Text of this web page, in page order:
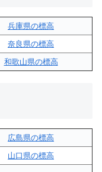
兵庫県の標高
奈良県の標高
和歌山県の標高
広島県の標高
山口県の標高